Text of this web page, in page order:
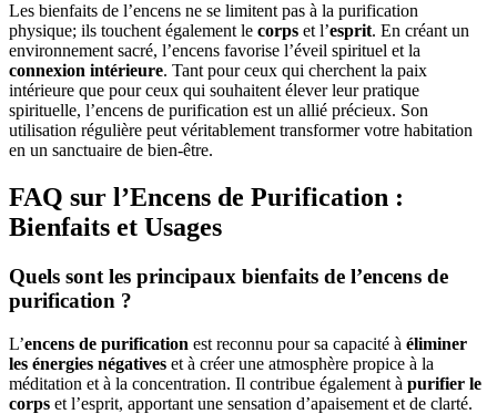
Les bienfaits de l’encens ne se limitent pas à la purification
physique; ils touchent également le corps et l’esprit. En créant un
environnement sacré, l’encens favorise l’éveil spirituel et la
connexion intérieure. Tant pour ceux qui cherchent la paix
intérieure que pour ceux qui souhaitent élever leur pratique
spirituelle, l’encens de purification est un allié précieux. Son
utilisation régulière peut véritablement transformer votre habitation
en un sanctuaire de bien-être.
FAQ sur l’Encens de Purification :
Bienfaits et Usages
Quels sont les principaux bienfaits de l’encens de
purification ?
L’encens de purification est reconnu pour sa capacité à éliminer
les énergies négatives et à créer une atmosphère propice à la
méditation et à la concentration. Il contribue également à purifier le
corps et l’esprit, apportant une sensation d’apaisement et de clarté.